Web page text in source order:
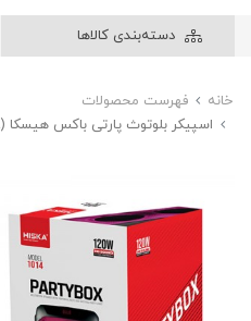
دسته‌بندی کالاها
خانه
فهرست محصولات
اسپیکر بلوتوث پارتی باکس هیسکا (HSIKA) مدل PARTYBOX1014